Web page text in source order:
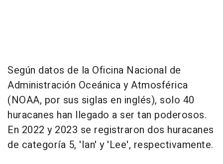
Según datos de la Oficina Nacional de
Administración Oceánica y Atmosférica
(NOAA, por sus siglas en inglés), solo 40
huracanes han llegado a ser tan poderosos.
En 2022 y 2023 se registraron dos huracanes
de categoría 5, 'Ian' y 'Lee', respectivamente.